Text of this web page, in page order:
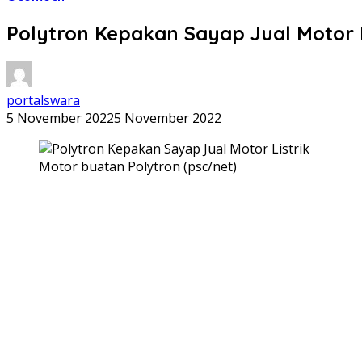
Polytron Kepakan Sayap Jual Motor
portalswara
5 November 20225 November 2022
Motor buatan Polytron (psc/net)